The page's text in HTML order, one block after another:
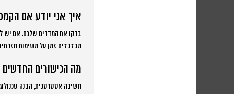
איך אני יודע אם
בדקו את המדדים שלכם. אם יש
מבזבזים זמן על משימות
מה הכישורים
חשיבה אסטרטגית, הבנה